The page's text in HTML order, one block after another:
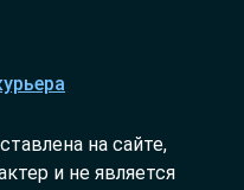
на сайте,
и не является